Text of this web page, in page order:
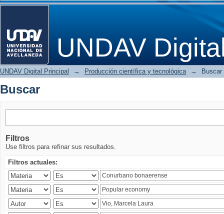
UNDAV
Buscar
UNDAV Digital Principal → Producción científica y tecnológica → Buscar
Buscar
Filtros
Use filtros para refinar sus resultados.
Filtros actuales: